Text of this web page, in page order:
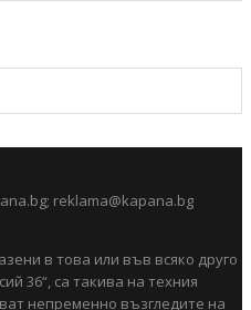
; reklama@kapana.bg
в това или във всяко друго
36“, са такива на техния
непременно възгледите на